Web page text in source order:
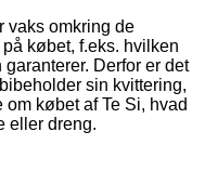
vaks omkring de
købet, f.eks. hvilken
Derfor er det
sin kvittering,
købet af Te Si, hvad
eller dreng.